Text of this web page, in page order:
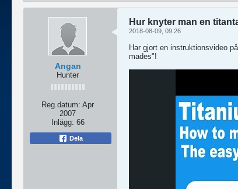
Angan
Hunter
Reg.datum: Apr
2007
Inlägg: 66
Dela
Hur knyter man en
2018-08-09, 09:26
Har gjort en instruktionsvideo
mades"!